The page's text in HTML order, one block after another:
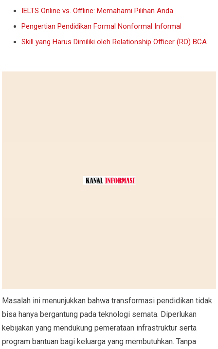
IELTS Online vs. Offline: Memahami Pilihan Anda
Pengertian Pendidikan Formal Nonformal Informal
Skill yang Harus Dimiliki oleh Relationship Officer (RO) BCA
Masalah ini menunjukkan bahwa transformasi pendidikan tidak
bisa hanya bergantung pada teknologi semata. Diperlukan
kebijakan yang mendukung pemerataan infrastruktur serta
program bantuan bagi keluarga yang membutuhkan. Tanpa